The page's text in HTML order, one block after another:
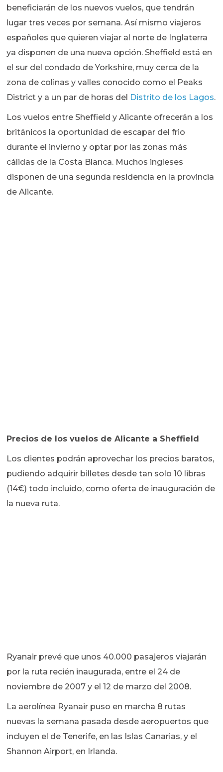
beneficiarán de los nuevos vuelos, que tendrán
lugar tres veces por semana. Así mismo viajeros
españoles que quieren viajar al norte de Inglaterra
ya disponen de una nueva opción. Sheffield está en
el sur del condado de Yorkshire, muy cerca de la
zona de colinas y valles conocido como el Peaks
District y a un par de horas del Distrito de los Lagos.
Los vuelos entre Sheffield y Alicante ofrecerán a los
británicos la oportunidad de escapar del frio
durante el invierno y optar por las zonas más
cálidas de la Costa Blanca. Muchos ingleses
disponen de una segunda residencia en la provincia
de Alicante.
Precios de los vuelos de Alicante a Sheffield
Los clientes podrán aprovechar los precios baratos,
pudiendo adquirir billetes desde tan solo 10 libras
(14€) todo incluido, como oferta de inauguración de
la nueva ruta.
Ryanair prevé que unos 40.000 pasajeros viajarán
por la ruta recién inaugurada, entre el 24 de
noviembre de 2007 y el 12 de marzo del 2008.
La aerolínea Ryanair puso en marcha 8 rutas
nuevas la semana pasada desde aeropuertos que
incluyen el de Tenerife, en las Islas Canarias, y el
Shannon Airport, en Irlanda.